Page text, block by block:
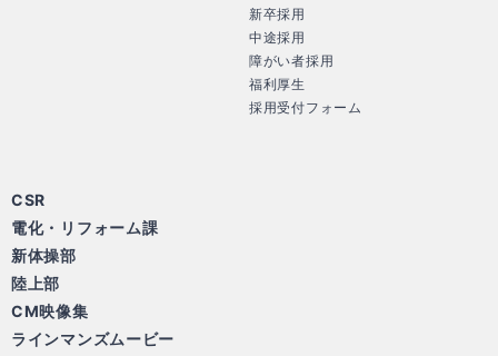
新卒採用
中途採用
障がい者採用
福利厚生
採用受付フォーム
CSR
電化・リフォーム課
新体操部
陸上部
CM映像集
ラインマンズムービー